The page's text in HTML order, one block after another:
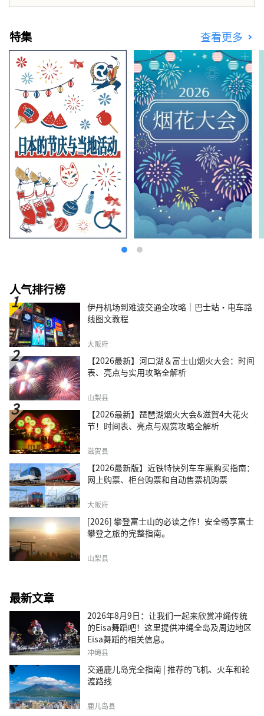
特集 查看更多
人气排行榜
伊丹机场到难波交通全攻略｜巴士站・电车路
线图文教程
大阪府
【2026最新】河口湖＆富士山烟火大会：时间
表、亮点与实用攻略全解析
山梨县
【2026最新】琵琶湖烟火大会&滋賀4大花火
节！时间表、亮点与观赏攻略全解析
滋贺县
【2026最新版】近铁特快列车车票购买指南：
网上购票、柜台购票和自动售票机购票
大阪府
[2026] 攀登富士山的必读之作！安全畅享富士
攀登之旅的完整指南。
山梨县
最新文章
2026年8月9日：让我们一起来欣赏冲绳传统
的Eisa舞蹈吧！这里提供冲绳全岛及周边地区
Eisa舞蹈的相关信息。
冲绳县
交通鹿儿岛完全指南 | 推荐的飞机、火车和轮
渡路线
鹿儿岛县